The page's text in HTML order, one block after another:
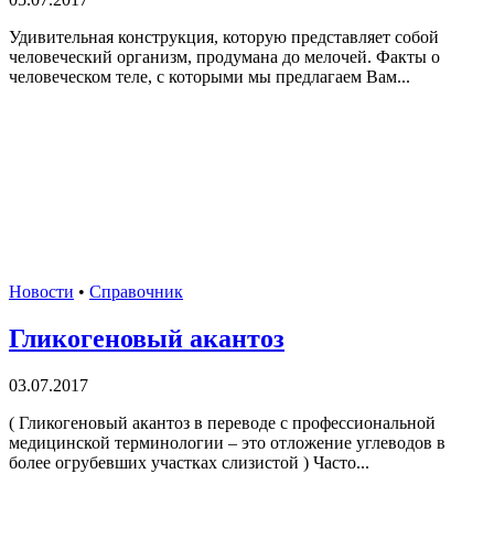
Удивительная конструкция, которую представляет собой
человеческий организм, продумана до мелочей. Факты о
человеческом теле, с которыми мы предлагаем Вам...
Новости • Справочник
Гликогеновый акантоз
03.07.2017
( Гликогеновый акантоз в переводе с профессиональной
медицинской терминологии – это отложение углеводов в
более огрубевших участках слизистой ) Часто...